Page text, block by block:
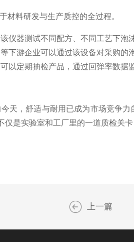
材料研发与生产质控的全过程。
仪器测试不同配方、不同工艺下
等下游企业可以通过该设备对采购
可以定期抽检产品，通过回弹率数据
天，舒适与耐用已成为市场竞争力
仅是实验室和工厂里的一道质检关
上一篇